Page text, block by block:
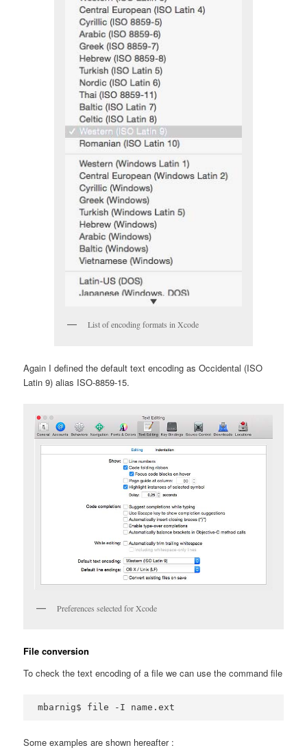
List of encoding formats in Xcode
Again I defined the default text encoding as Occidental (ISO
Latin 9) alias ISO-8859-15.
Preferences selected for Xcode
File conversion
To check the text encoding of a file we can use the command file
mbarnig$ file -I name.ext
Some examples are shown hereafter :